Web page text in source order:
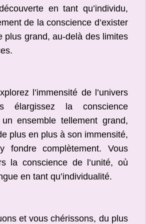
en tant qu’individu,
de la conscience d’exister
plus grand, au-delà des limites
l’immensité de l’univers
élargissez la conscience
un ensemble tellement grand,
plus en plus à son immensité,
fondre complètement. Vous
la conscience de l’unité, où
en tant qu’individualité.
et vous chérissons, du plus